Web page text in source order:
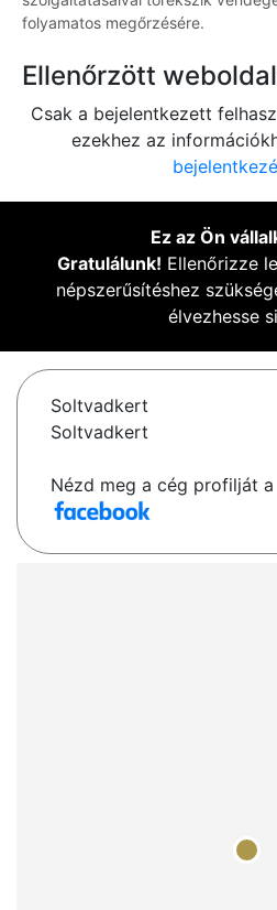
folyamatos megőrzésére.
Ellenőrzött
Csak a bejelentkezett
ezekhez az
Ez az Ön
Gratulálunk! Ellenőrizze
népszerűsítéshez
élvezhesse
Soltvadkert
Soltvadkert
Nézd meg a cég profilját a